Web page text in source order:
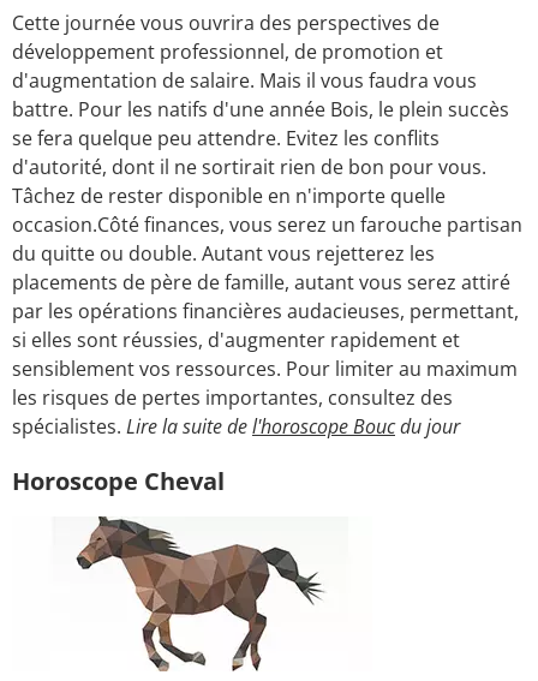
Cette journée vous ouvrira des perspectives de
développement professionnel, de promotion et
d'augmentation de salaire. Mais il vous faudra vous
battre. Pour les natifs d'une année Bois, le plein succès
se fera quelque peu attendre. Evitez les conflits
d'autorité, dont il ne sortirait rien de bon pour vous.
Tâchez de rester disponible en n'importe quelle
occasion.Côté finances, vous serez un farouche partisan
du quitte ou double. Autant vous rejetterez les
placements de père de famille, autant vous serez attiré
par les opérations financières audacieuses, permettant,
si elles sont réussies, d'augmenter rapidement et
sensiblement vos ressources. Pour limiter au maximum
les risques de pertes importantes, consultez des
spécialistes. Lire la suite del'horoscope Boucdu jour
Horoscope Cheval